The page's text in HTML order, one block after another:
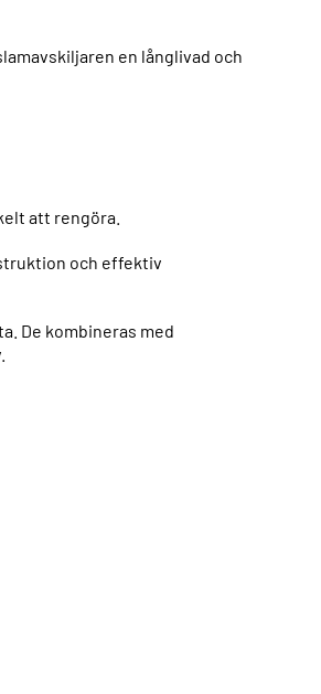
en långlivad och
att rengöra.
och effektiv
De kombineras med